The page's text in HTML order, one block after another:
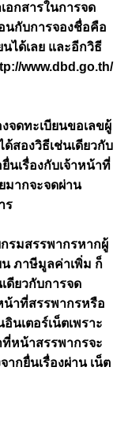
อกสารในการจด
นกับการจองชื่อคือ
ได้เลย และอีกวิธี
www.dbd.go.th/
จดทะเบียนขอเลขผู้
สองวิธีเช่นเดียวกับ
นเรื่องกับเจ้าหน้าที่
มากจะจดผ่าน
ร
กรมสรรพากรหากผู้
น ภาษีมูลค่าเพิ่ม ก็
ดียวกับการจด
น้าที่สรรพากรหรือ
นเตอร์เน็ตเพราะ
ที่หน้าสรรพากรจะ
ากยื่นเรื่องผ่าน เน็ต